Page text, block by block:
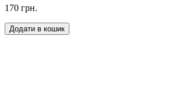
170 грн.
Додати в кошик